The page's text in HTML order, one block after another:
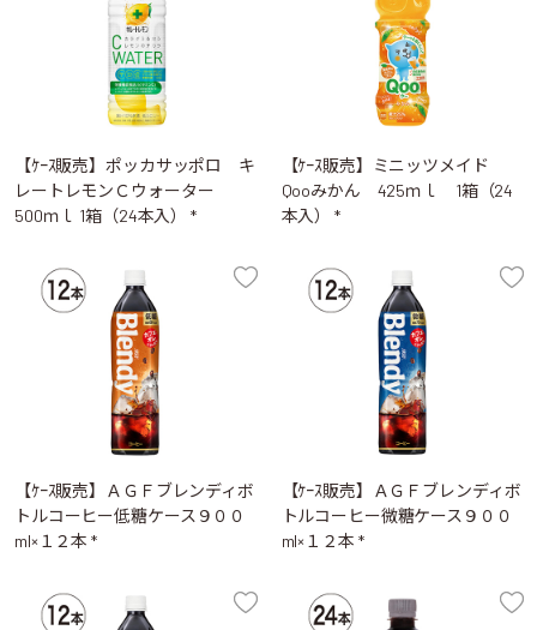
【ｹｰｽ販売】ポッカサッポロ キ
レートレモンＣウォーター
500ｍｌ 1箱（24本入） *
【ｹｰｽ販売】ミニッツメイド
Qooみかん 425ｍｌ 1箱（24
本入） *
【ｹｰｽ販売】ＡＧＦブレンディボ
トルコーヒー低糖ケース９００
ml×１２本 *
【ｹｰｽ販売】ＡＧＦブレンディボ
トルコーヒー微糖ケース９００
ml×１２本 *